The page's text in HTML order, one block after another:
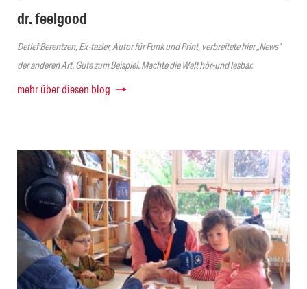
dr. feelgood
Detlef Berentzen, Ex-tazler, Autor für Funk und Print, verbreitete hier „News“
der anderen Art. Gute zum Beispiel. Machte die Welt hör-und lesbar.
mehr über diesen blog